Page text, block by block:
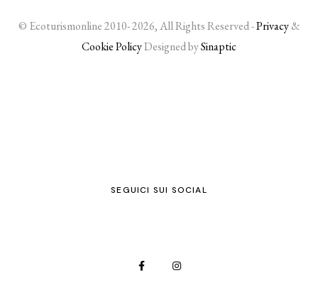
© Ecoturismonline 2010- 2026, All Rights Reserved -Privacy&
Cookie PolicyDesigned bySinaptic
SEGUICI SUI SOCIAL